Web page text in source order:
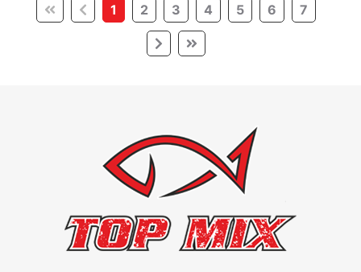
1 (current)
2 3 4 5 6 7